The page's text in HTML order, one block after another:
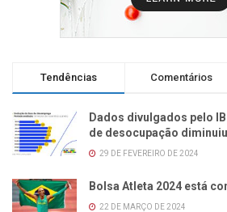
Tendências Comentários
Dados divulgados pelo
de desocupação diminuiu
29 DE FEVEREIRO DE 2024
Bolsa Atleta 2024 está
22 DE MARÇO DE 2024